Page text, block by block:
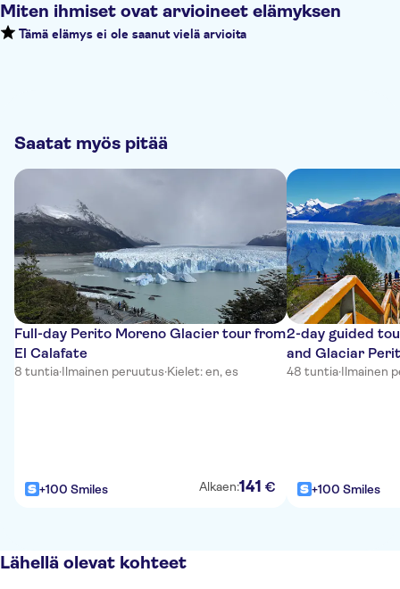
Miten ihmiset ovat arvioineet elämyksen
Tämä elämys ei ole saanut vielä arvioita
Saatat myös pitää
Full-day Perito Moreno Glacier tour from
El Calafate
8 tuntia·Ilmainen peruutus·Kielet: en, es
+100 Smiles Alkaen:141 €
2-day guided
and Glaciar
48 tuntia·Ilmainen
+100 Smiles
Lähellä olevat kohteet